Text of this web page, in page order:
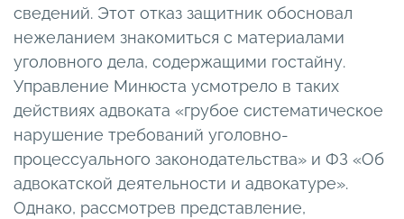
сведений. Этот отказ защитник обосновал
нежеланием знакомиться с материалами
уголовного дела, содержащими гостайну.
Управление Минюста усмотрело в таких
действиях адвоката «грубое систематическое
нарушение требований уголовно-
процессуального законодательства» и ФЗ «Об
адвокатской деятельности и адвокатуре».
Однако, рассмотрев представление,